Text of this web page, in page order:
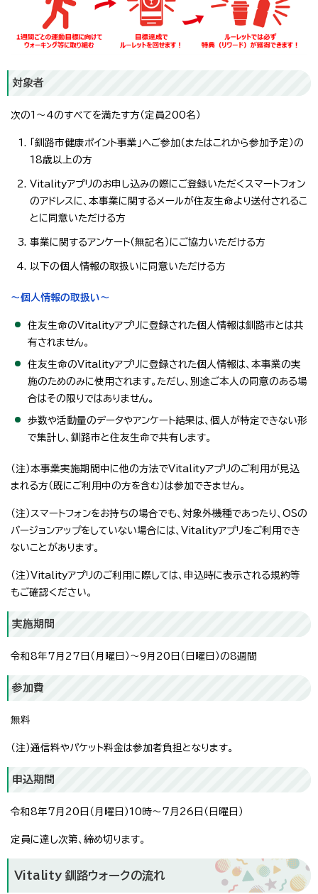
対象者
次の1～4のすべてを満たす方（定員200名）
「釧路市健康ポイント事業」へご参加（またはこれから参加予定）の
18歳以上の方
Vitalityアプリのお申し込みの際にご登録いただくスマートフォン
のアドレスに、本事業に関するメールが住友生命より送付されるこ
とに同意いただける方
事業に関するアンケート（無記名）にご協力いただける方
以下の個人情報の取扱いに同意いただける方
～個人情報の取扱い～
住友生命のVitalityアプリに登録された個人情報は釧路市とは共
有されません。
住友生命のVitalityアプリに登録された個人情報は、本事業の実
施のためのみに使用されます。ただし、別途ご本人の同意のある場
合はその限りではありません。
歩数や活動量のデータやアンケート結果は、個人が特定できない形
で集計し、釧路市と住友生命で共有します。
（注）本事業実施期間中に他の方法でVitalityアプリのご利用が見込
まれる方（既にご利用中の方を含む）は参加できません。
（注）スマートフォンをお持ちの場合でも、対象外機種であったり、OSの
バージョンアップをしていない場合には、Vitalityアプリをご利用でき
ないことがあります。
（注）Vitalityアプリのご利用に際しては、申込時に表示される規約等
もご確認ください。
実施期間
令和8年7月27日（月曜日）～9月20日（日曜日）の8週間
参加費
無料
（注）通信料やパケット料金は参加者負担となります。
申込期間
令和8年7月20日（月曜日）10時～7月26日（日曜日）
定員に達し次第、締め切ります。
Vitality 釧路ウォークの流れ